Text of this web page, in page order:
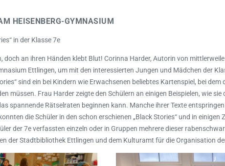
HEISENBERG-GYMNASIUM
in der Klasse 7e
doch an ihren Händen klebt Blut! Corinna Harder, Autorin von
Ettlingen, um mit den interessierten Jungen und Mädchen der
sind ein bei Kindern wie Erwachsenen beliebtes Kartenspiel, bei dem
müssen. Frau Harder zeigte den Schülern an einigen Beispielen, wie
spannende Rätselraten beginnen kann. Manche ihrer Texte
die Schüler in den schon erschienen „Black Stories“ und in einigen
der 7e verfassten einzeln oder in Gruppen mehrere dieser
der Stadtbibliothek Ettlingen und dem Kulturamt für die Organisation